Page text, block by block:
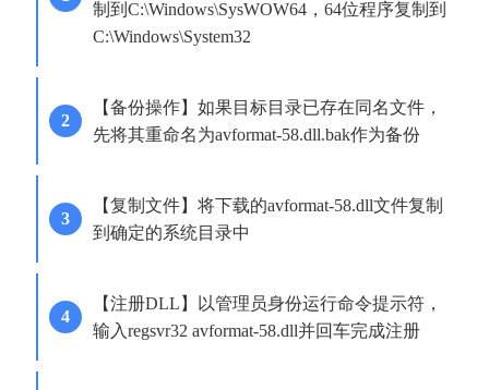
制到C:\Windows\SysWOW64，64位程序复制到
C:\Windows\System32
【备份操作】如果目标目录已存在同名文件，
先将其重命名为avformat-58.dll.bak作为备份
【复制文件】将下载的avformat-58.dll文件复制
到确定的系统目录中
【注册DLL】以管理员身份运行命令提示符，
输入regsvr32 avformat-58.dll并回车完成注册